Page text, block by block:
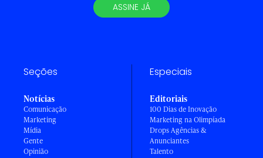
ASSINE JÁ
Seções
Notícias
Comunicação
Marketing
Mídia
Gente
Opinião
Especiais
Editoriais
100 Dias de Inovação
Marketing na Olimpíada
Drops Agências &
Anunciantes
Talento